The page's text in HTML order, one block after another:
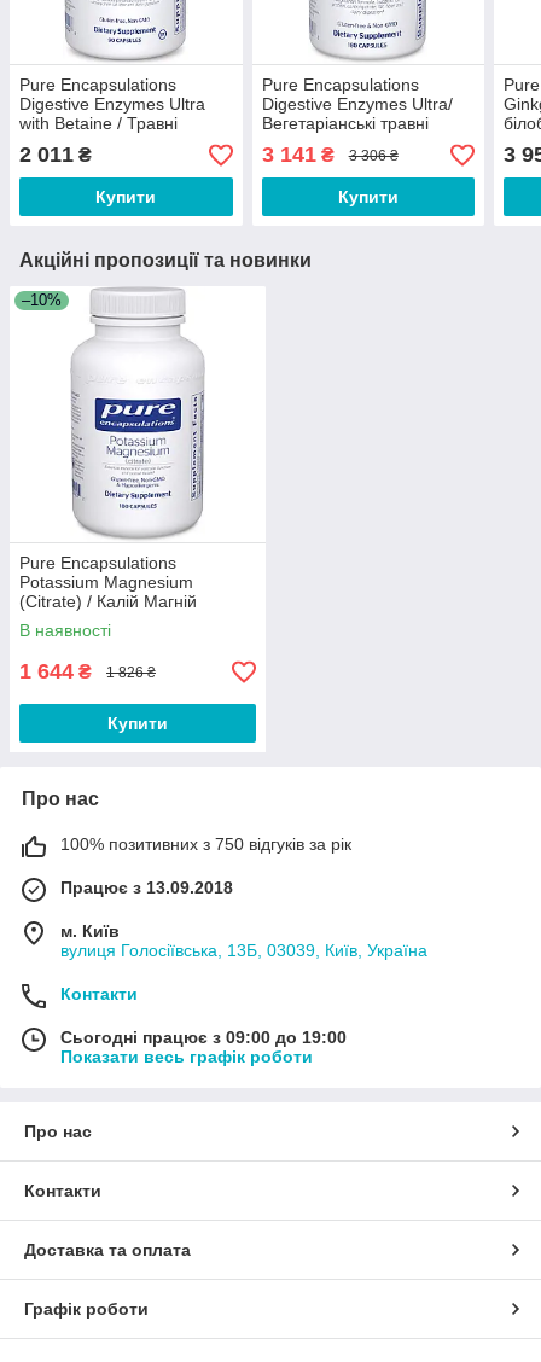
Pure Encapsulations
Digestive Enzymes Ultra
with Betaine / Травні
ензими Ультра з бетаїном
90 капсул
2 011 ₴
Купити
Pure Encapsulations
Digestive Enzymes Ultra/
Вегетаріанські травні
ферменти 180 капсул
Термін 01/2027
3 141₴ 3 306 ₴
Купити
3
Акційні пропозиції та новинки
–10%
Pure Encapsulations
Potassium Magnesium
(Citrate) / Калій Магній
(цитрат) 180 капсул Термін
В наявності
1 644 ₴ 1 826 ₴
Купити
Про нас
100% позитивних з 750 відгуків за рік
Працює з 13.09.2018
м. Київ
вулиця Голосіївська, 13Б, 03039, Київ, Україна
Контакти
Сьогодні працює з 09:00 до 19:00
Показати весь графік роботи
Про нас
Контакти
Доставка та оплата
Графік роботи